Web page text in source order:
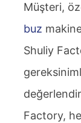
Müşteri,
buz
Shuliy
Factory,